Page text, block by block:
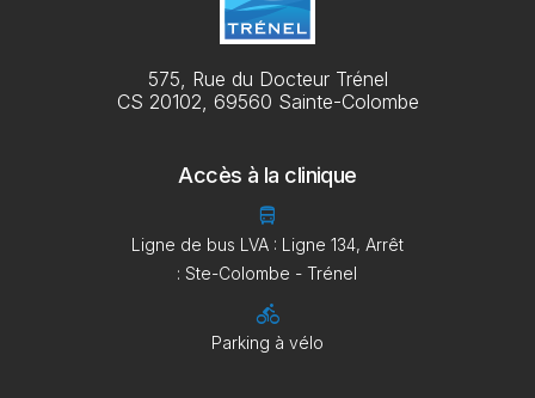
575, Rue du Docteur Trénel
CS 20102, 69560 Sainte-Colombe
Accès à la clinique
directions_bus
Ligne de bus LVA : Ligne 134, Arrêt
: Ste-Colombe - Trénel
directions_bike
Parking à vélo